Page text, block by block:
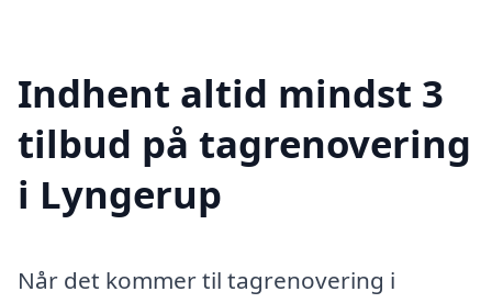
Indhent altid mindst 3
tilbud på tagrenovering
i Lyngerup
Når det kommer til tagrenovering i